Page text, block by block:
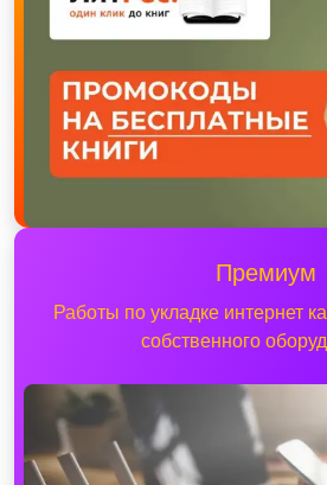
Премиум
Работы по укладке интернет
собственного